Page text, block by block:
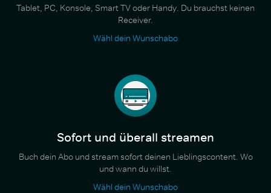
Tablet, PC, Konsole, Smart TV oder Handy. Du brauchst keinen
Receiver.
Wähl dein Wunschabo
Sofort und überall streamen
Buch dein Abo und stream sofort deinen Lieblingscontent. Wo
und wann du willst.
Wähl dein Wunschabo